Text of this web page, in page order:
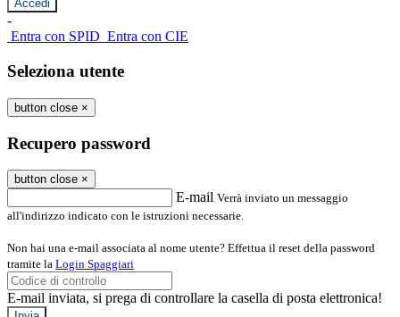
-
Entra con SPID Entra con CIE
Seleziona utente
button close ×
Recupero password
button close ×
E-mail Verrà inviato un messaggio
all'indirizzo indicato con le istruzioni necessarie.
Non hai una e-mail associata al nome utente? Effettua il reset della password
tramite la Login Spaggiari
E-mail inviata, si prega di controllare la casella di posta elettronica!